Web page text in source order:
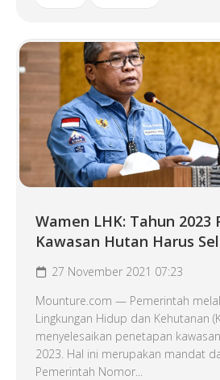
Wamen LHK: Tahun 2023
Kawasan Hutan Harus
27 November 2021 07:23
Mounture.com — Pemerintah
Lingkungan Hidup dan Kehutanan
menyelesaikan penetapan
2023. Hal ini merupakan mandat
Pemerintah Nomor...